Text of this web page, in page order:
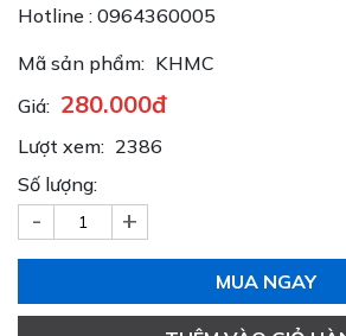
Hotline : 0964360005
Mã sản phẩm: KHMC
Giá: 280.000đ
Lượt xem: 2386
Số lượng:
- +
MUA NGAY